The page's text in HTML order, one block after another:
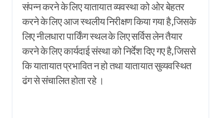
संपन्न करने के लिए यातायात व्यवस्था को ओर बेहतर
करने के लिए आज स्थलीय निरीक्षण किया गया है,जिसके
लिए नीलधारा पार्किंग स्थल के लिए सर्विस लेन तैयार
करने के लिए कार्यदाई संस्था को निर्देश दिए गए है,जिससे
कि यातायात प्रभावित न हो तथा यातायात सुव्यवस्थित
ढंग से संचालित होता रहे ।